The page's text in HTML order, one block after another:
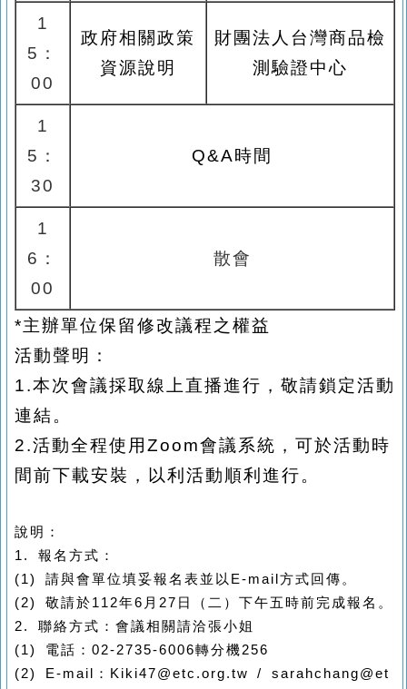
1
5 ：
00
政府相關政策
資源說明
財團法人台灣商品檢
測驗證中心
1
5 ：
30
Q&A 時間
1
6 ：
00
散會
*主辦單位保留修改議程之權益
活動聲明：
1.本次會議採取線上直播進行，敬請鎖定活動
連結。
2.活動全程使用 Zoom會議系統，可於活動時
間前下載安裝，以利活動順利進行。
說明：
1. 報名方式：
(1) 請與會單位填妥報名表並以 E-mail 方式回傳。
(2) 敬請於112年6 月 27 日（二）下午五時前完成報名。
2. 聯絡方式：會議相關請洽張小姐
(1) 電話： 02-2735-6006轉分機256
(2) E-mail
：
Kiki47@etc.org.tw / sarahchang@et